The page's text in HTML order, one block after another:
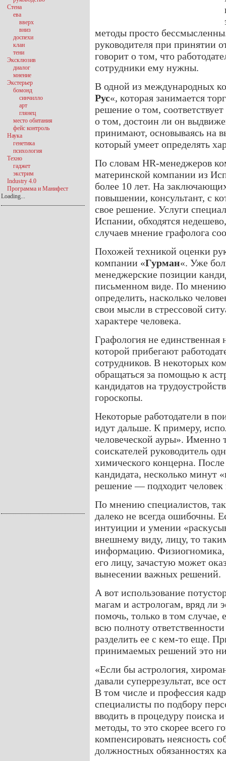
методы просто
руководителя при принятии
говорит о том, что
сотрудники ему нужны.
В одной из международных
Рус«, которая занимается
решение о том,
о том, достоин ли он
принимают, основываясь на
который умеет определять
По словам HR-менеджеров
материнской компании из
более 10 лет. На
повышении, консультант, с
свое решение. Услуги
Испании, обходятся
случаев мнение графолога
Похожей техникой оценки
компании «Гурман«. Уже
менеджерские позиции
письменном виде. По мнению
определить, насколько
свои мысли в стрессовой
характере человека.
Графология не единственная
которой прибегают
сотрудников. В некоторых
обращаться за помощью к
кандидатов на
гороскопы.
Некоторые работодатели в
идут дальше. К примеру,
человеческой ауры». Именно
соискателей руководитель
химического концерна.
кандидата, несколько минут
решение — подходит
По мнению специалистов,
далеко не всегда ошибочны.
интуиции и умении
внешнему виду, лицу, то
информацию. Физиогномика,
его лицу, зачастую может
вынесении важных решений.
А вот использование
магам и астрологам, вряд ли
помочь, только в том случае,
всю полноту
разделить ее с кем-то еще.
принимаемых решений это
«Если бы астрология,
давали суперрезультат, все
В том числе и профессия
специалисты по подбору
вводить в процедуру поиска
методы, то это скорее всего
компенсировать неясность
должностных обязанностях
Стена
ева
вверх
вниз
доспехи
клан
тени
Эксклюзив
диалог
мнение
Экстерьер
бомонд
синчилло
арт
глянец
место обитания
фейс контроль
Наука
генетика
психология
Техно
гаджет
экстрим
Industry 4.0
Программа и Манифест
Loading...